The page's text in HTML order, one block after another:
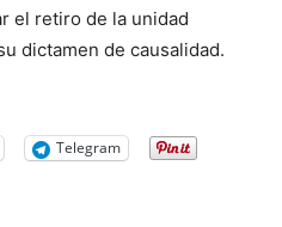
el retiro de la unidad
dictamen de causalidad.
Telegram